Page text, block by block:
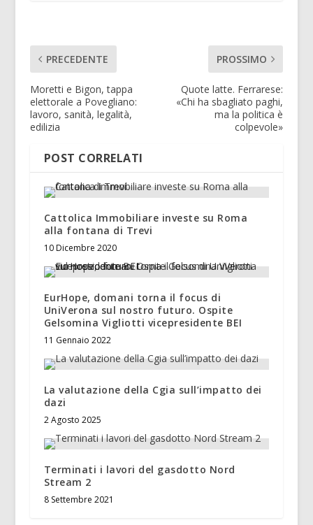
PRECEDENTE
Moretti e Bigon, tappa
elettorale a Povegliano:
lavoro, sanità, legalità,
edilizia
PROSSIMO
Quote latte. Ferrarese:
«Chi ha sbagliato paghi,
ma la politica è
colpevole»
POST CORRELATI
Cattolica Immobiliare investe su Roma
alla fontana di Trevi
10 Dicembre 2020
EurHope, domani torna il focus di
UniVerona sul nostro futuro. Ospite
Gelsomina Vigliotti vicepresidente BEI
11 Gennaio 2022
La valutazione della Cgia sull’impatto dei
dazi
2 Agosto 2025
Terminati i lavori del gasdotto Nord
Stream 2
8 Settembre 2021